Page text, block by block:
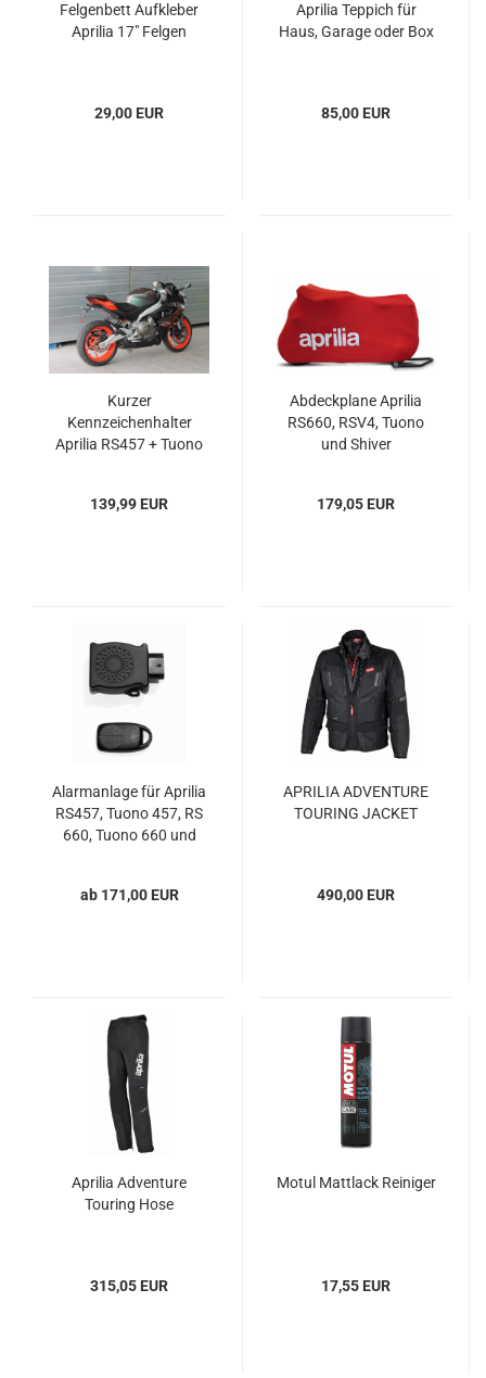
Felgenbett Aufkleber
Aprilia 17" Felgen
29,00 EUR
Aprilia Teppich für
Haus, Garage oder Box
85,00 EUR
Kurzer
Kennzeichenhalter
Aprilia RS457 + Tuono
139,99 EUR
Abdeckplane Aprilia
RS660, RSV4, Tuono
und Shiver
179,05 EUR
Alarmanlage für Aprilia
RS457, Tuono 457, RS
660, Tuono 660 und
ab 171,00 EUR
APRILIA ADVENTURE
TOURING JACKET
490,00 EUR
Aprilia Adventure
Touring Hose
315,05 EUR
Motul Mattlack Reiniger
17,55 EUR